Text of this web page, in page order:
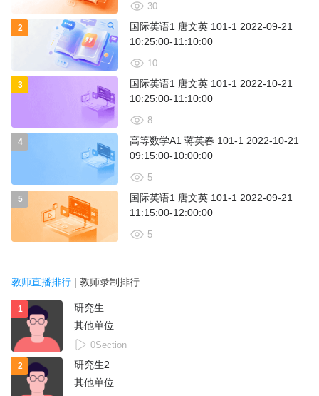
30
2
国际英语1 唐文英 101-1 2022-09-21
10:25:00-11:10:00
10
3
国际英语1 唐文英 101-1 2022-10-21
10:25:00-11:10:00
8
4
高等数学A1 蒋英春 101-1 2022-10-21
09:15:00-10:00:00
5
5
国际英语1 唐文英 101-1 2022-09-21
11:15:00-12:00:00
5
教师直播排行 | 教师录制排行
1
研究生
其他单位
0Section
2
研究生2
其他单位